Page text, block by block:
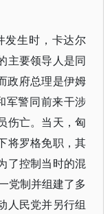
发生时，卡达尔
主要领导人是同
政府总理是伊姆
军警同前来干涉
伤亡。当天，匈
将罗格免职，其
了控制当时的混
党制并组建了多
人民党并另行组